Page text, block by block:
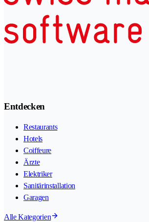
Entdecken
Restaurants
Hotels
Coiffeure
Ärzte
Elektriker
Sanitärinstallation
Garagen
Alle Kategorien